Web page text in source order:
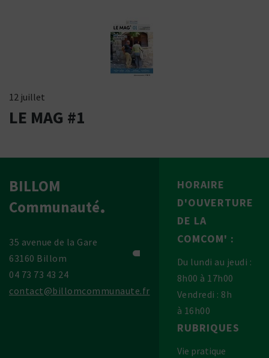
12 juillet
LE MAG #1
BILLOM
Communauté
35 avenue de la Gare
63160 Billom
04 73 73 43 24
contact@billomcommunaute.fr
HORAIRE
D'OUVERTURE
DE LA
COMCOM' :
Du lundi au jeudi :
8h00 à 17h00
Vendredi : 8h
à 16h00
RUBRIQUES
Vie pratique